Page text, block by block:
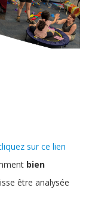
sur ce lien
bien
être analysée